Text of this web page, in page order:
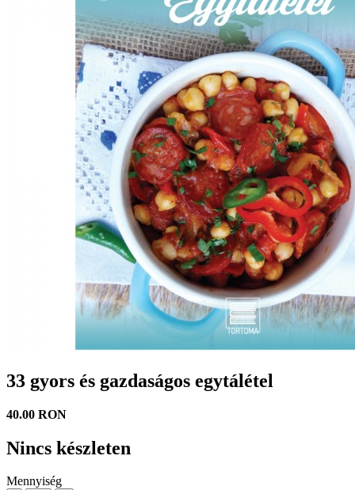
33 gyors és gazdaságos egytálétel
40.00 RON
Nincs készleten
Mennyiség